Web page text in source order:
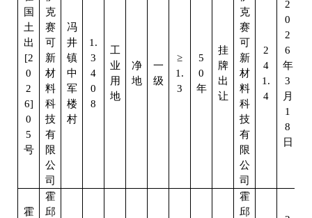
国
土
出
[2
0
2
6]
0
5
号
克
赛
可
新
材
料
科
技
有
限
公
司
冯
井
镇
中
军
楼
村
1.
3
4
0
8
工
业
用
地
净
地
一
级
≥
1.
3
5
0
年
挂
牌
出
让
克
赛
可
新
材
料
科
技
有
限
公
司
2
4
1.
4
2
0
2
6
年
3
月
1
8
日
霍
霍
邱
霍
邱